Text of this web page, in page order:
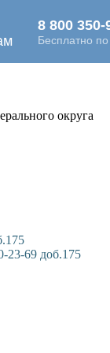
округа
23-69 доб.175